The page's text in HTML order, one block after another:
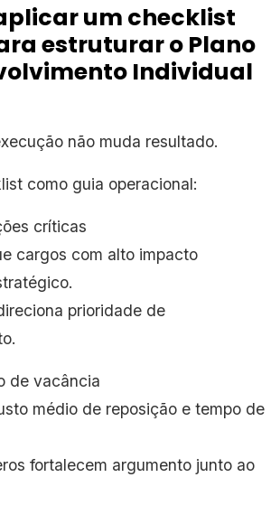
um checklist
estruturar o Plano
Individual
não muda resultado.
como guia operacional:
críticas
cargos com alto impacto
prioridade de
de vacância
médio de reposição e tempo de
fortalecem argumento junto ao